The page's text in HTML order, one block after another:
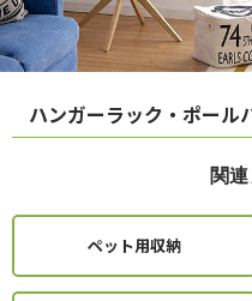
ハンガーラック・ポール
関
ペット用収納